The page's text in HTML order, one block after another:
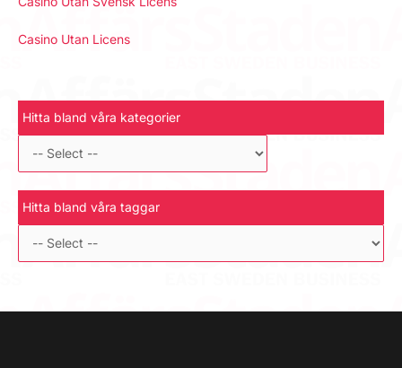
Casino Utan Licens
Hitta bland våra kategorier
Hitta bland våra taggar